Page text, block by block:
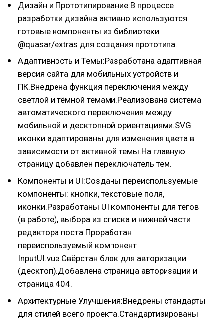
Дизайн и Прототипирование:В процессе
разработки дизайна активно используются
готовые компоненты из библиотеки
@quasar/extras для создания прототипа.
Адаптивность и Темы:Разработана адаптивная
версия сайта для мобильных устройств и
ПК.Внедрена функция переключения между
светлой и тёмной темами.Реализована система
автоматического переключения между
мобильной и десктопной ориентациями.SVG
иконки адаптированы для изменения цвета в
зависимости от активной темы.На главную
страницу добавлен переключатель тем.
Компоненты и UI:Созданы переиспользуемые
компоненты: кнопки, текстовые поля,
иконки.Разработаны UI компоненты для тегов
(в работе), выбора из списка и нижней части
редактора поста.Проработан
переиспользуемый компонент
InputUI.vue.Свёрстан блок для авторизации
(десктоп).Добавлена страница авторизации и
страница 404.
Архитектурные Улучшения:Внедрены стандарты
для стилей всего проекта.Стандартизированы